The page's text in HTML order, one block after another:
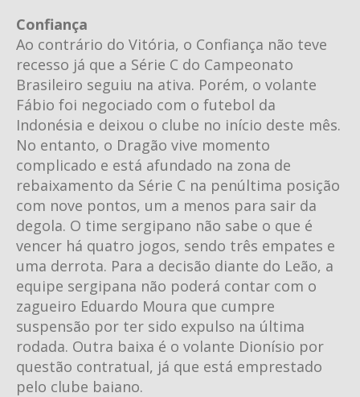
Confiança
Ao contrário do Vitória, o Confiança não teve
recesso já que a Série C do Campeonato
Brasileiro seguiu na ativa. Porém, o volante
Fábio foi negociado com o futebol da
Indonésia e deixou o clube no início deste mês.
No entanto, o Dragão vive momento
complicado e está afundado na zona de
rebaixamento da Série C na penúltima posição
com nove pontos, um a menos para sair da
degola. O time sergipano não sabe o que é
vencer há quatro jogos, sendo três empates e
uma derrota. Para a decisão diante do Leão, a
equipe sergipana não poderá contar com o
zagueiro Eduardo Moura que cumpre
suspensão por ter sido expulso na última
rodada. Outra baixa é o volante Dionísio por
questão contratual, já que está emprestado
pelo clube baiano.